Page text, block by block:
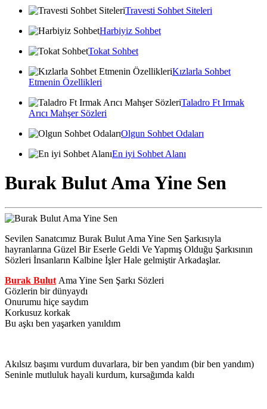
Travesti Sohbet Siteleri
Harbiyiz Sohbet
Tokat Sohbet
Kızlarla Sohbet
Etmenin Özellikleri
Taladro Ft Irmak
Arıcı Mahşer Sözleri
Olgun Sohbet Odaları
En iyi Sohbet Alanı
Burak Bulut Ama Yine Sen
Sevilen Sanatcımız Burak Bulut Ama Yine Sen Şarkısıyla
hayranlarına Güzel Bir Eserle Geldi Ve Yapmış Olduğu Şarkısının
Sözleri İnsanların Kalbine İşler Hale gelmiştir Arkadaşlar.
Burak Bulut Ama Yine Sen Şarkı Sözleri
Gözlerin bir dünyaydı
Onurumu hiçe saydım
Korkusuz korkak
Bu aşkı ben yaşarken yanıldım
Akılsız başımı vurdum duvarlara, bir ben yandım (bir ben yandım)
Seninle mutluluk hayali kurdum, kursağımda kaldı